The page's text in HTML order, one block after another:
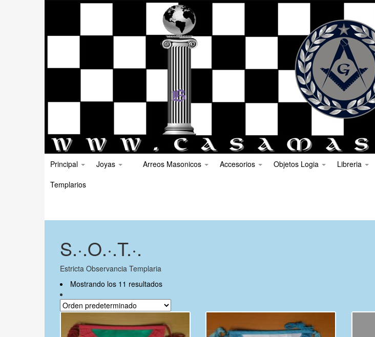
Principal Joyas Arreos Masonicos Accesorios Objetos Logia Libreria
Templarios
S.·.O.·.T.·.
Estricta Observancia Templaria
Mostrando los 11 resultados